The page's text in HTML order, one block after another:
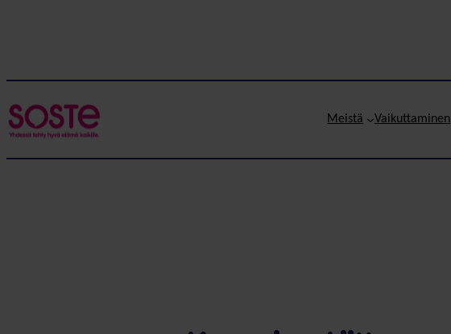
Meistä Vaikuttaminen